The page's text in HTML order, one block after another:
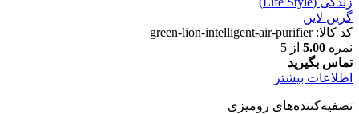
گرین لاین
کد کالا:green-lion-intelligent-air-purifier
نمره 5.00 از 5
تماس بگیرید
اطلاعات بیشتر
تصفیه‌کننده‌های رومیزی